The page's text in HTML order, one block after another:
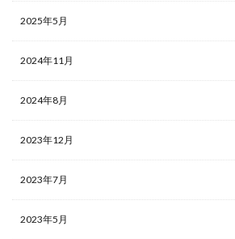
2025年5月
2024年11月
2024年8月
2023年12月
2023年7月
2023年5月